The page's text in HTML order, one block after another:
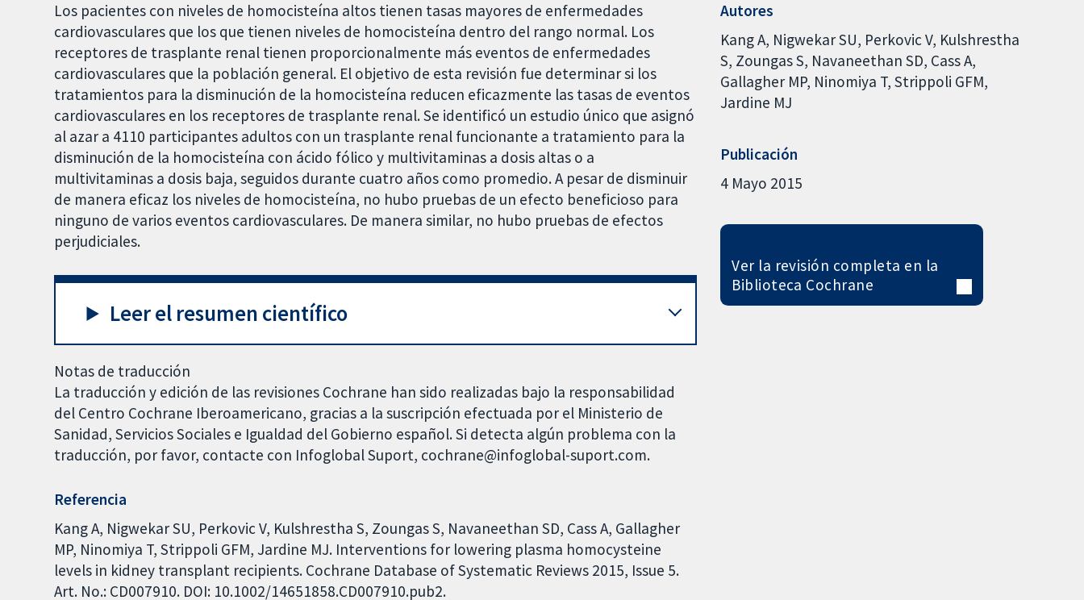
Los pacientes con niveles de homocisteína altos tienen tasas mayores de enfermedades
cardiovasculares que los que tienen niveles de homocisteína dentro del rango normal. Los
receptores de trasplante renal tienen proporcionalmente más eventos de enfermedades
cardiovasculares que la población general. El objetivo de esta revisión fue determinar si los
tratamientos para la disminución de la homocisteína reducen eficazmente las tasas de eventos
cardiovasculares en los receptores de trasplante renal. Se identificó un estudio único que asignó
al azar a 4110 participantes adultos con un trasplante renal funcionante a tratamiento para la
disminución de la homocisteína con ácido fólico y multivitaminas a dosis altas o a
multivitaminas a dosis baja, seguidos durante cuatro años como promedio. A pesar de disminuir
de manera eficaz los niveles de homocisteína, no hubo pruebas de un efecto beneficioso para
ninguno de varios eventos cardiovasculares. De manera similar, no hubo pruebas de efectos
perjudiciales.
Leer el resumen científico
Notas de traducción
La traducción y edición de las revisiones Cochrane han sido realizadas bajo la responsabilidad
del Centro Cochrane Iberoamericano, gracias a la suscripción efectuada por el Ministerio de
Sanidad, Servicios Sociales e Igualdad del Gobierno español. Si detecta algún problema con la
traducción, por favor, contacte con Infoglobal Suport, cochrane@infoglobal-suport.com.
Referencia
Kang A, Nigwekar SU, Perkovic V, Kulshrestha S, Zoungas S, Navaneethan SD, Cass A, Gallagher
MP, Ninomiya T, Strippoli GFM, Jardine MJ. Interventions for lowering plasma homocysteine
levels in kidney transplant recipients. Cochrane Database of Systematic Reviews 2015, Issue 5.
Art. No.: CD007910. DOI: 10.1002/14651858.CD007910.pub2.
Autores
Kang A Nigwekar SU Perkovic V Kulshrestha
S Zoungas S Navaneethan SD Cass A
Gallagher MP Ninomiya T Strippoli GFM
Jardine MJ
Publicación
4 Mayo 2015
Ver la revisión completa en la
Biblioteca Cochrane